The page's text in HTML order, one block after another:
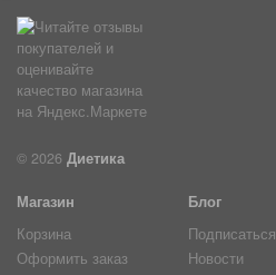
© 2026 Диетика
Магазин
Корзина
Оформить заказ
Блог
Подписаться
Новости